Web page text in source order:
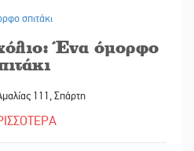
Ένα όμορφο
111, Σπάρτη